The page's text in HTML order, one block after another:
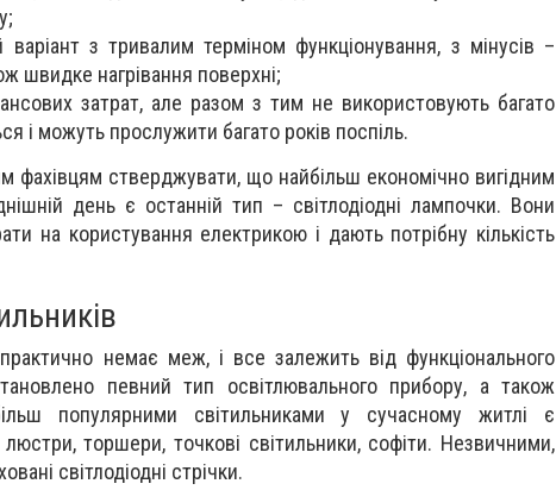
варіант з тривалим терміном функціонування, з мінусів –
швидке нагрівання поверхні;
затрат, але разом з тим не використовують багато
і можуть прослужити багато років поспіль.
фахівцям стверджувати, що найбільш економічно вигідним
день є останній тип – світлодіодні лампочки. Вони
на користування електрикою і дають потрібну кількість
немає меж, і все залежить від функціонального
певний тип освітлювального прибору, а також
популярними світильниками у сучасному житлі є
люстри, торшери, точкові світильники, софіти. Незвичними,
світлодіодні стрічки.